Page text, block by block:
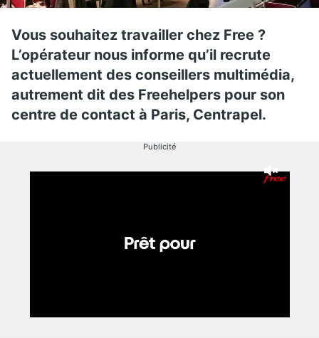
Vous souhaitez travailler chez Free ?
L’opérateur nous informe qu’il recrute
actuellement des conseillers multimédia,
autrement dit des Freehelpers pour son
centre de contact à Paris, Centrapel.
Publicité